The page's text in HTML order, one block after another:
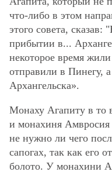
что-либо в этом
этого совета,
прибытии в...
некоторое время
отправили в Пинегу,
Архангельска».
Монаху Агапиту в то
и монахиня Амвросия
не нужно ли чего
сапогах, так как его
болото. У монахини